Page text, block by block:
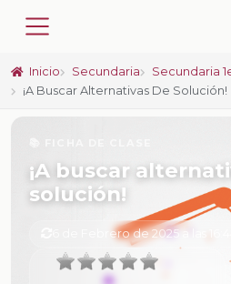
Inicio Secundaria Secundaria
¡A Buscar Alternativas De Solución!
¡A buscar
solución!
6 de Febrero de 2025 a las 16:44